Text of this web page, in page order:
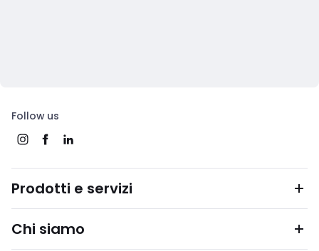
Follow us
Prodotti e servizi
Chi siamo